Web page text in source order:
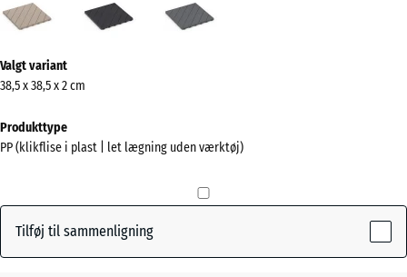
(active)
information
om
farverne?
Vis
Vanilje(active)
Valgt variant
38,5 x 38,5 x 2 cm
Produkttype
PP (klikflise i plast | let lægning uden værktøj)
Tilføj til sammenligning